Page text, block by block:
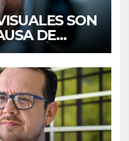
SON
DE
MÉXICO,
DEL